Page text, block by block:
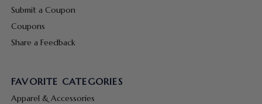
Submit a Coupon
Coupons
Share a Feedback
FAVORITE CATEGORIES
Apparel & Accessories